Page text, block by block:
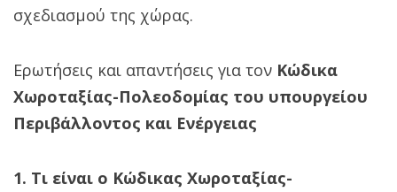
σχεδιασμού της χώρας.
Ερωτήσεις και απαντήσεις για τον Κώδικα
Χωροταξίας-Πολεοδομίας του υπουργείου
Περιβάλλοντος και Ενέργειας
1. Τι είναι ο Κώδικας Χωροταξίας-